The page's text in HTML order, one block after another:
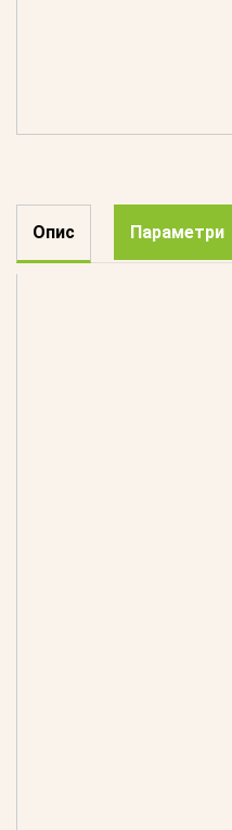
Опис Параметри